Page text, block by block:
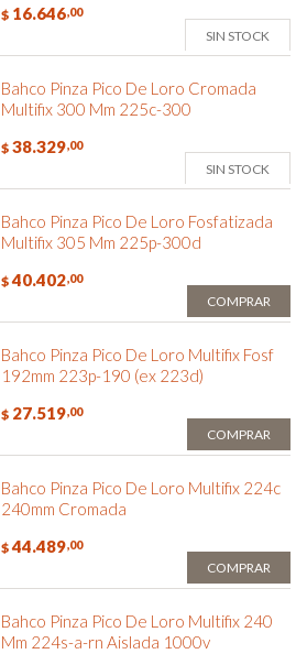
$ 16.646,00
SIN STOCK
Bahco Pinza Pico De Loro Cromada
Multifix 300 Mm 225c-300
$ 38.329,00
SIN STOCK
Bahco Pinza Pico De Loro Fosfatizada
Multifix 305 Mm 225p-300d
$ 40.402,00
COMPRAR
Bahco Pinza Pico De Loro Multifix Fosf
192mm 223p-190 (ex 223d)
$ 27.519,00
COMPRAR
Bahco Pinza Pico De Loro Multifix 224c
240mm Cromada
$ 44.489,00
COMPRAR
Bahco Pinza Pico De Loro Multifix 240
Mm 224s-a-rn Aislada 1000v